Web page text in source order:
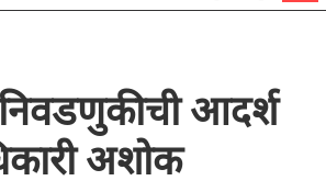
आदर्श
अशोक